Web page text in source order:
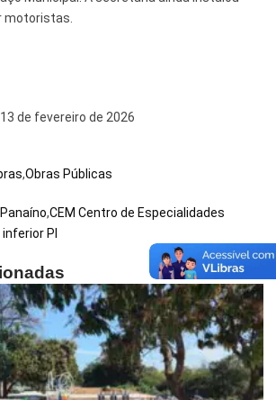
motoristas.
13 de fevereiro de 2026
,Obras Públicas
,CEM Centro de Especialidades
PI